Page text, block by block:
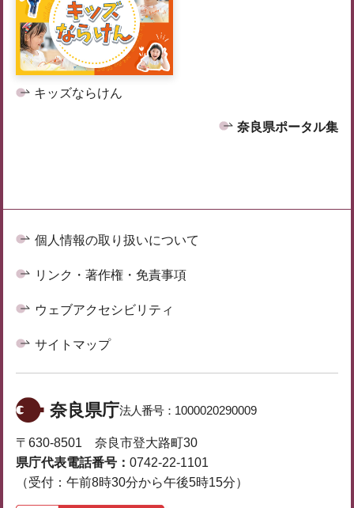
キッズならけん
奈良県ポータル集
個人情報の取り扱いについて
リンク・著作権・免責事項
ウェブアクセシビリティ
サイトマップ
奈良県庁法人番号： 1000020290009
〒630-8501 奈良市登大路町30
県庁代表電話番号： 0742-22-1101
（受付：午前8時30分から午後5時15分）